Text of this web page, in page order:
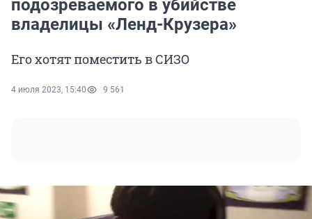
подозреваемого в убийстве
владелицы «Ленд-Крузера»
Его хотят поместить в СИЗО
4 июля 2023, 15:40 9 561